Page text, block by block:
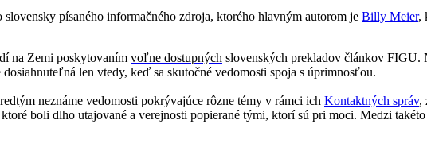
slovensky písaného informačného zdroja, ktorého hlavným autorom je Billy Meier,
na Zemi poskytovaním voľne dostupných slovenských prekladov článkov FIGU.
len vtedy, keď sa skutočné vedomosti spoja s úprimnosťou.
neznáme vedomosti pokrývajúce rôzne témy v rámci ich Kontaktných správ,
boli dlho utajované a verejnosti popierané tými, ktorí sú pri moci. Medzi